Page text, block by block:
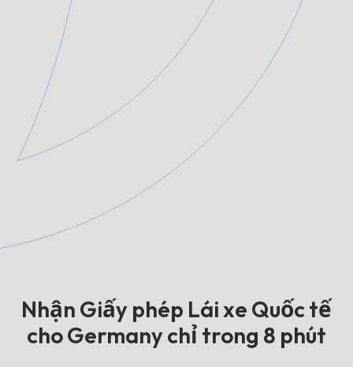
Nhận Giấy phép Lái xe Quốc tế
cho Germany chỉ trong 8 phút